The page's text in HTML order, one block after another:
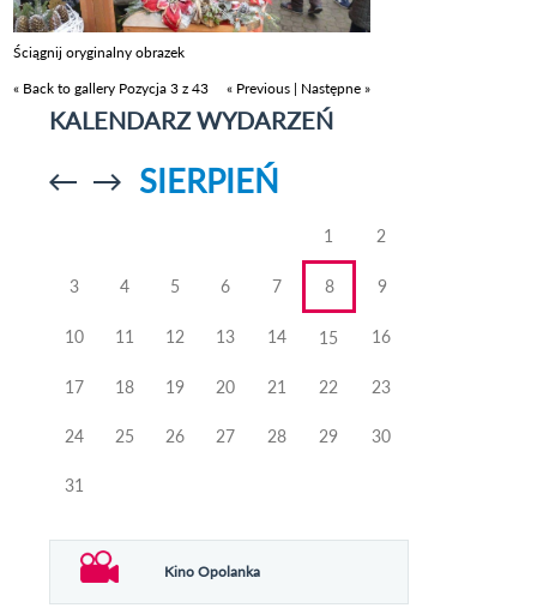
Ściągnij oryginalny obrazek
« Back to gallery Pozycja 3 z 43 « Previous | Następne »
KALENDARZ WYDARZEŃ
Przejdź doPrzejdź do
SIERPIEŃ
1 2
3 4 5 6 7 8 9
10 11 12 13 14 15 16
17 18 19 20 21 22 23
24 25 26 27 28 29 30
31
Kino Opolanka